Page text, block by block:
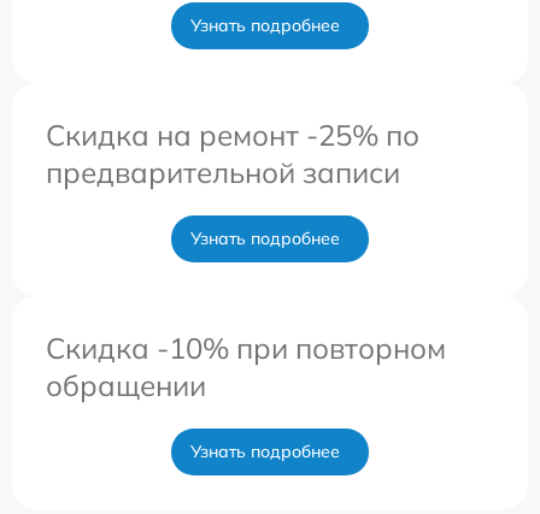
Узнать подробнее
Скидка на ремонт -25% по
предварительной записи
Узнать подробнее
Скидка -10% при повторном
обращении
Узнать подробнее